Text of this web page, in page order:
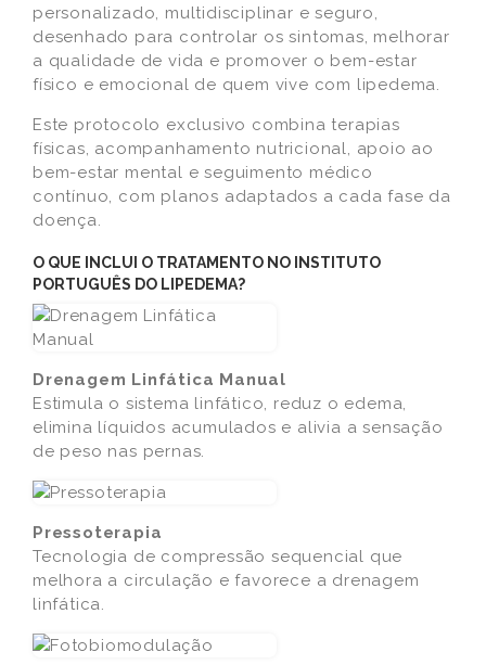
personalizado, multidisciplinar e seguro,
desenhado para controlar os sintomas, melhorar
a qualidade de vida e promover o bem-estar
físico e emocional de quem vive com lipedema.
Este protocolo exclusivo combina terapias
físicas, acompanhamento nutricional, apoio ao
bem-estar mental e seguimento médico
contínuo, com planos adaptados a cada fase da
doença.
O QUE INCLUI O TRATAMENTO NO INSTITUTO
PORTUGUÊS DO LIPEDEMA?
Drenagem Linfática Manual
Estimula o sistema linfático, reduz o edema,
elimina líquidos acumulados e alivia a sensação
de peso nas pernas.
Pressoterapia
Tecnologia de compressão sequencial que
melhora a circulação e favorece a drenagem
linfática.